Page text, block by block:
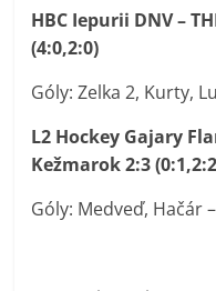
HBC Iepurii DNV –
(4:0,2:0)
Góly: Zelka 2, Kurty,
L2 Hockey Gajary
Kežmarok 2:3
Góly: Medveď, Hačár